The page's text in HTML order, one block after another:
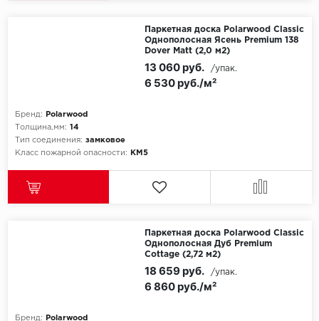
Egger
Паркетная доска Polarwood Classic
Однополосная Ясень Premium 138
Dover Matt (2,0 м2)
Бренд:
Polarwood
Толщина,мм: 14
Тип соединения: замковое
Класс пожарной опасности:
КМ5
6 530 руб./м²
13 060 руб. /упак.
Паркетная доска Polarwood Classic
Однополосная Дуб Premium
Cottage (2,72 м2)
Бренд:
Polarwood
6 860 руб./м²
18 659 руб. /упак.